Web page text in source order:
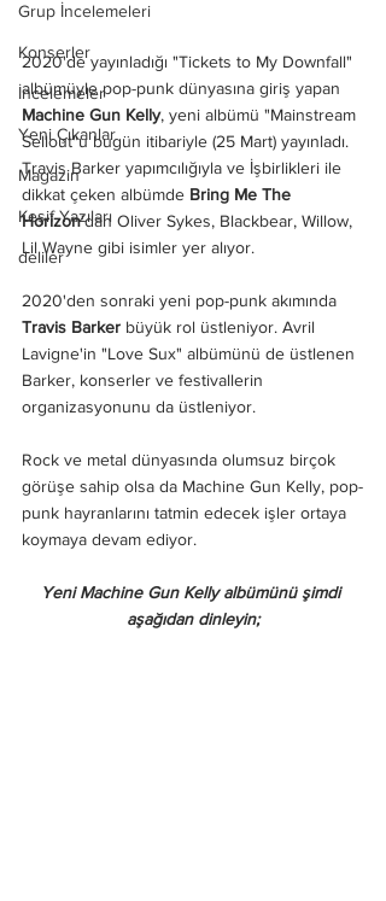
Grup İncelemeleri
Konserler
İncelemeler
Yeni Çıkanlar
Magazin
Keşif Yazıları
deliler
2020'de yayınladığı "Tickets to My Downfall"
albümüyle pop-punk dünyasına giriş yapan
Machine Gun Kelly, yeni albümü "Mainstream
Sellout"u bugün itibariyle (25 Mart) yayınladı.
Travis Barker yapımcılığıyla ve İşbirlikleri ile
dikkat çeken albümde Bring Me The
Horizon'dan Oliver Sykes, Blackbear, Willow,
Lil Wayne gibi isimler yer alıyor.
2020'den sonraki yeni pop-punk akımında
Travis Barker büyük rol üstleniyor. Avril
Lavigne'in "Love Sux" albümünü de üstlenen
Barker, konserler ve festivallerin
organizasyonunu da üstleniyor.
Rock ve metal dünyasında olumsuz birçok
görüşe sahip olsa da Machine Gun Kelly, pop-
punk hayranlarını tatmin edecek işler ortaya
koymaya devam ediyor.
Yeni Machine Gun Kelly albümünü şimdi
aşağıdan dinleyin;